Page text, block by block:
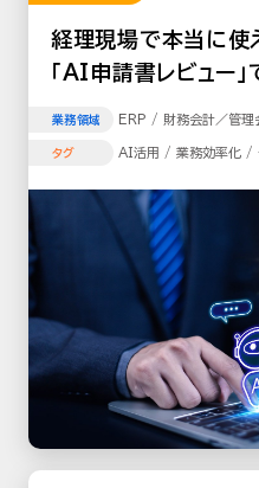
経理現場で本当に
「AI申請書レビュー
業務領域
ERP / 財務会計／管
定資産／リース資産管
タグ AI活用 / 業務効率化 /